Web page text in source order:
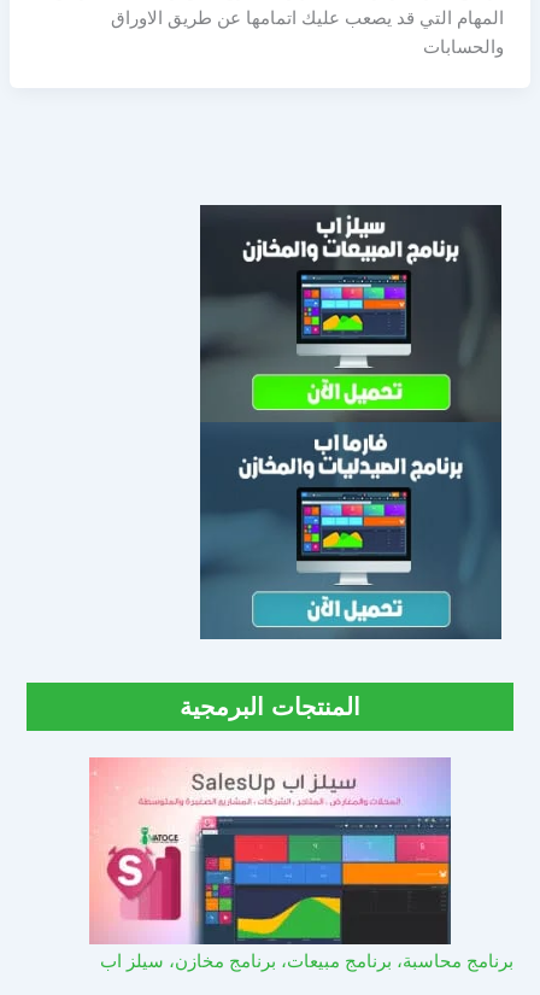
المهام التي قد يصعب عليك اتمامها عن طريق الاوراق
والحسابات
المنتجات البرمجية
برنامج محاسبة، برنامج مبيعات، برنامج مخازن، سيلز اب